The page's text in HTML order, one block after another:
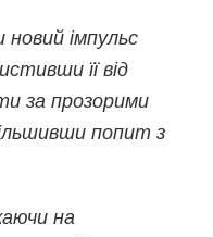
імпульс
її від
за прозорими
попит з
на